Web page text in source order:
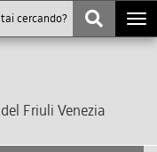
Friuli Venezia